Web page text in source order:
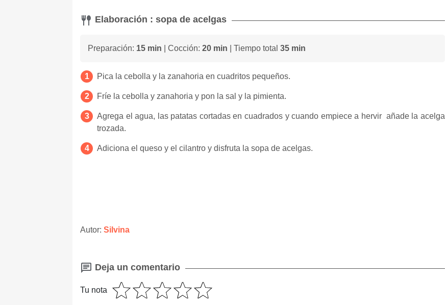
Elaboración : sopa de acelgas
Preparación: 15 min | Cocción: 20 min | Tiempo total 35 min
Pica la cebolla y la zanahoria en cuadritos pequeños.
Fríe la cebolla y zanahoria y pon la sal y la pimienta.
Agrega el agua, las patatas cortadas en cuadrados y cuando empiece a hervir añade la acelga
trozada.
Adiciona el queso y el cilantro y disfruta la sopa de acelgas.
Autor: Silvina
Deja un comentario
Tu nota